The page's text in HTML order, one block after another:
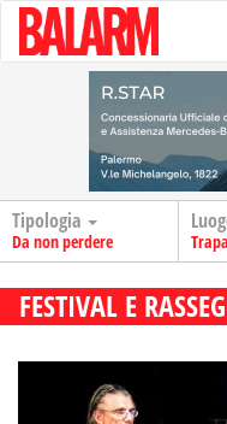
Tipologia
Da non perdere
FESTIVAL E